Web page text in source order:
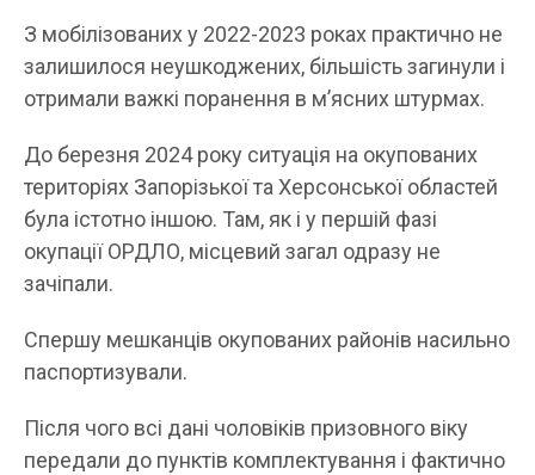
З мобілізованих у 2022-2023 роках практично не
залишилося неушкоджених, більшість загинули і
отримали важкі поранення в м’ясних штурмах.
До березня 2024 року ситуація на окупованих
територіях Запорізької та Херсонської областей
була істотно іншою. Там, як і у першій фазі
окупації ОРДЛО, місцевий загал одразу не
зачіпали.
Спершу мешканців окупованих районів насильно
паспортизували.
Після чого всі дані чоловіків призовного віку
передали до пунктів комплектування і фактично